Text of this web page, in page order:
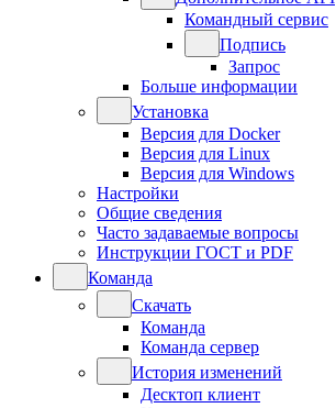
Командный сервис
Подпись
Запрос
Больше информации
Установка
Версия для Docker
Версия для Linux
Версия для Windows
Настройки
Общие сведения
Часто задаваемые вопросы
Инструкции ГОСТ и PDF
Команда
Скачать
Команда
Команда сервер
История изменений
Десктоп клиент